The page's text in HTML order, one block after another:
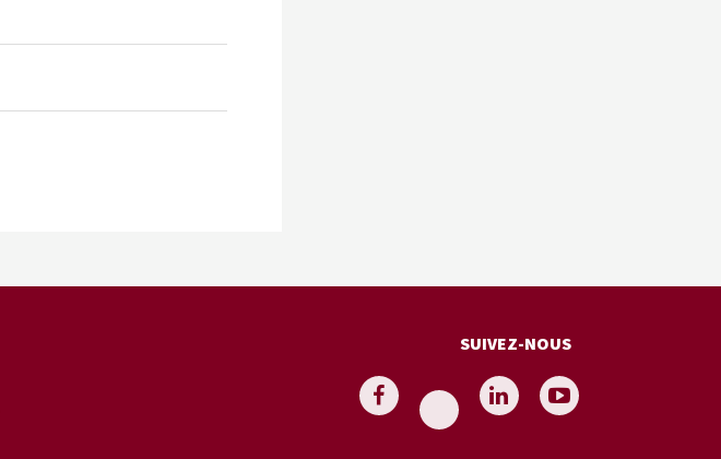
SUIVEZ-NOUS